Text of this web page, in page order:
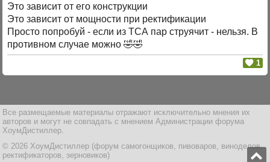
Это зависит от его конструкции
Это зависит от мощности при ректификации
Просто попробуй - если из ТСА пар струячит - нельзя. В
противном случае можно 🤣🤣
1
Все размещаемые материалы отражают исключительно мнения их
авторов и могут не совпадать с мнением Администрации форума
ХоумДистиллер.
© 2026 ХоумДистиллер (форум самогонщиков, пивоваров, виноделов,
ректификаторов, зерновиков)